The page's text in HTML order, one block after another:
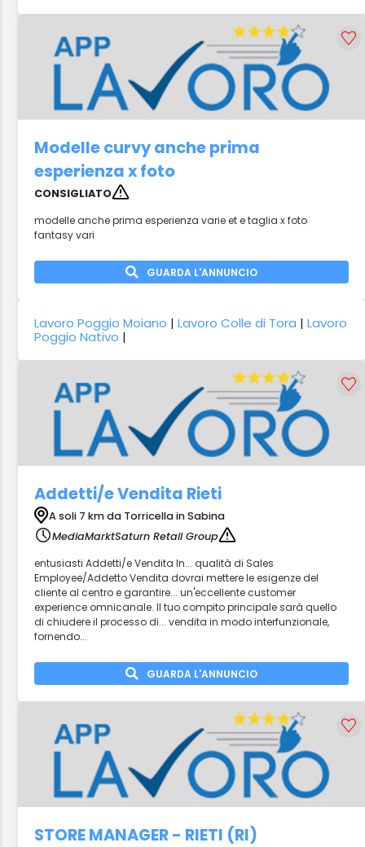
Modelle curvy anche prima
esperienza x foto
CONSIGLIATO
modelle anche prima esperienza varie et e taglia x foto
fantasy vari
GUARDA L'ANNUNCIO
Lavoro Poggio Moiano |Lavoro Colle di Tora |Lavoro
Poggio Nativo |
Addetti/e Vendita Rieti
A soli 7 km da Torricella in Sabina
MediaMarktSaturn Retail Group
entusiasti Addetti/e Vendita In... qualità di Sales
Employee/Addetto Vendita dovrai mettere le esigenze del
cliente al centro e garantire... un'eccellente customer
experience omnicanale. Il tuo compito principale sarà quello
di chiudere il processo di... vendita in modo interfunzionale,
fornendo...
GUARDA L'ANNUNCIO
STORE MANAGER - RIETI (RI)